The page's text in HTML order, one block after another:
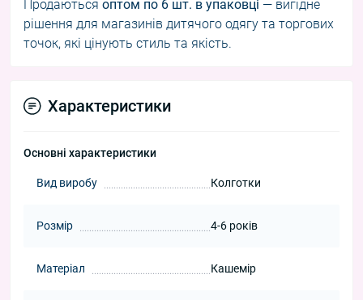
Продаються оптом по 6 шт. в упаковці — вигідне
рішення для магазинів дитячого одягу та торгових
точок, які цінують стиль та якість.
Характеристики
Основні характеристики
Вид виробу Колготки
Розмір 4-6 років
Матеріал Кашемір